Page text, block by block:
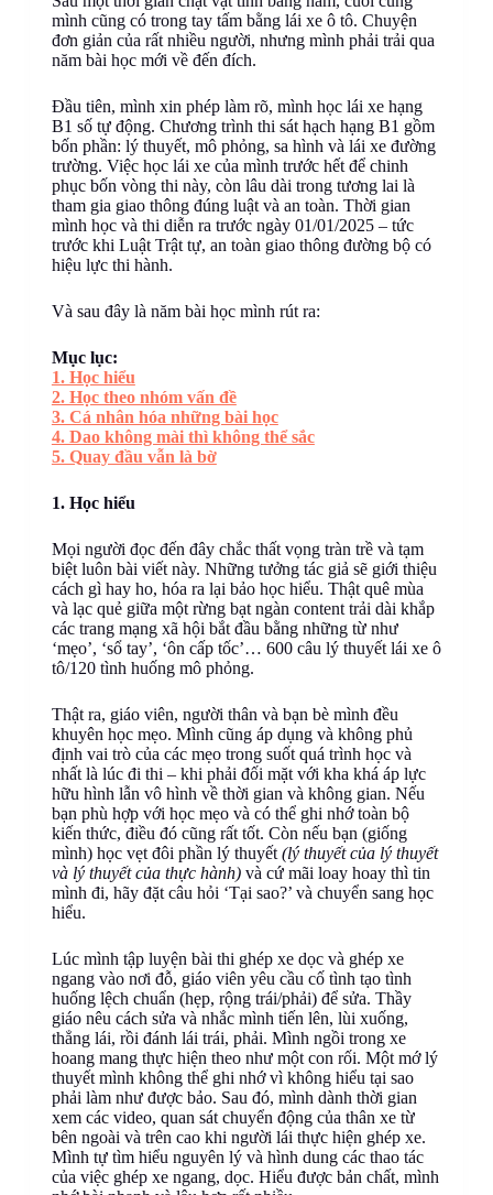
mình cũng có trong tay tấm bằng lái xe ô tô. Chuyện
đơn giản của rất nhiều người, nhưng mình phải trải qua
năm bài học mới về đến đích.
Đầu tiên, mình xin phép làm rõ, mình học lái xe hạng
B1 số tự động. Chương trình thi sát hạch hạng B1 gồm
bốn phần: lý thuyết, mô phỏng, sa hình và lái xe đường
trường. Việc học lái xe của mình trước hết để chinh
phục bốn vòng thi này, còn lâu dài trong tương lai là
tham gia giao thông đúng luật và an toàn. Thời gian
mình học và thi diễn ra trước ngày 01/01/2025 – tức
trước khi Luật Trật tự, an toàn giao thông đường bộ có
hiệu lực thi hành.
Và sau đây là năm bài học mình rút ra:
Mục lục:
1. Học hiểu
2. Học theo nhóm vấn đề
3. Cá nhân hóa những bài học
4. Dao không mài thì không thể sắc
5. Quay đầu vẫn là bờ
1. Học hiểu
Mọi người đọc đến đây chắc thất vọng tràn trề và tạm
biệt luôn bài viết này. Những tưởng tác giả sẽ giới thiệu
cách gì hay ho, hóa ra lại bảo học hiểu. Thật quê mùa
và lạc quẻ giữa một rừng bạt ngàn content trải dài khắp
các trang mạng xã hội bắt đầu bằng những từ như
‘mẹo’, ‘sổ tay’, ‘ôn cấp tốc’… 600 câu lý thuyết lái xe ô
tô/120 tình huống mô phỏng.
Thật ra, giáo viên, người thân và bạn bè mình đều
khuyên học mẹo. Mình cũng áp dụng và không phủ
định vai trò của các mẹo trong suốt quá trình học và
nhất là lúc đi thi – khi phải đối mặt với kha khá áp lực
hữu hình lẫn vô hình về thời gian và không gian. Nếu
bạn phù hợp với học mẹo và có thể ghi nhớ toàn bộ
kiến thức, điều đó cũng rất tốt. Còn nếu bạn (giống
mình) học vẹt đôi phần lý thuyết (lý thuyết của lý thuyết
và lý thuyết của thực hành)và cứ mãi loay hoay thì tin
mình đi, hãy đặt câu hỏi ‘Tại sao?’ và chuyển sang học
hiểu.
Lúc mình tập luyện bài thi ghép xe dọc và ghép xe
ngang vào nơi đỗ, giáo viên yêu cầu cố tình tạo tình
huống lệch chuẩn (hẹp, rộng trái/phải) để sửa. Thầy
giáo nêu cách sửa và nhắc mình tiến lên, lùi xuống,
thẳng lái, rồi đánh lái trái, phải. Mình ngồi trong xe
hoang mang thực hiện theo như một con rối. Một mớ lý
thuyết mình không thể ghi nhớ vì không hiểu tại sao
phải làm như được bảo. Sau đó, mình dành thời gian
xem các video, quan sát chuyển động của thân xe từ
bên ngoài và trên cao khi người lái thực hiện ghép xe.
Mình tự tìm hiểu nguyên lý và hình dung các thao tác
của việc ghép xe ngang, dọc. Hiểu được bản chất, mình